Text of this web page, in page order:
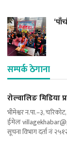
सम्पर्क ठेगाना
रोल्वालिङ मिडिया
भीमेश्वर न.पा.–३,
ईमेलः
सूचना विभाग दर्ता नंः